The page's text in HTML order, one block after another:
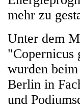
mehr zu
Unter dem
"Copernicus
wurden
Berlin in
und